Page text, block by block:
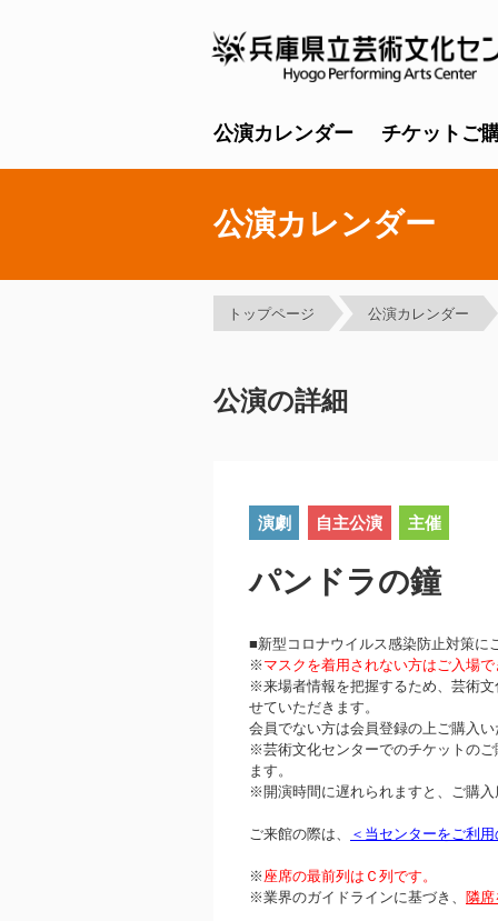
公演カレンダー チケットご
公演カレンダー
トップページ 公演カレンダー
公演の詳細
演劇 自主公演 主催
パンドラの鐘
■新型コロナウイルス感染防止対策に
※ マスクを着用されない方はご入場
※来場者情報を把握するため、芸術
せていただきます。
会員でない方は会員登録の上ご購入
※芸術文化センターでのチケットのご
ます。
※開演時間に遅れられますと、ご購
ご来館の際は、 ＜当センターをご利
※ 座席の最前列はＣ列です。
※業界のガイドラインに基づき、 隣席